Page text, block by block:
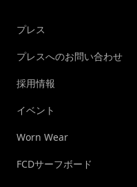
プレス
プレスへのお問い合わせ
採用情報
イベント
Worn Wear
FCDサーフボード